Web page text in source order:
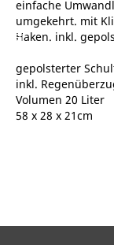
einfache
umgekehrt. mit
Haken. inkl.
gepolsterter
inkl.
Volumen 20 Liter
58 x 28 x 21cm